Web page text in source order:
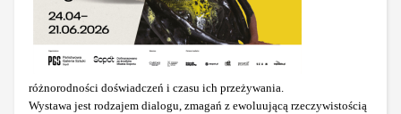
różnorodności doświadczeń i czasu ich przeżywania.
Wystawa jest rodzajem dialogu, zmagań z ewoluującą rzeczywistością